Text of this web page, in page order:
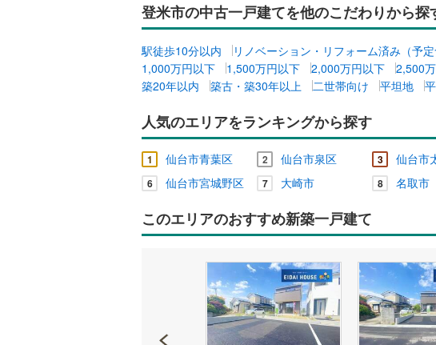
登米市の中古一戸建てを他のこだわりから探
駅徒歩10分以内 リノベーション・リフォーム済み（予定
1,000万円以下
1,500万円以下 2,000万円以下 2,500
築20年以内
築古・築30年以上 二世帯向け 平坦地
人気のエリアをランキングから探す
1 仙台市青葉区 2 仙台市泉区 3 仙台市
6 仙台市宮城野区 7 大崎市 8 名取市
このエリアのおすすめ新築一戸建て